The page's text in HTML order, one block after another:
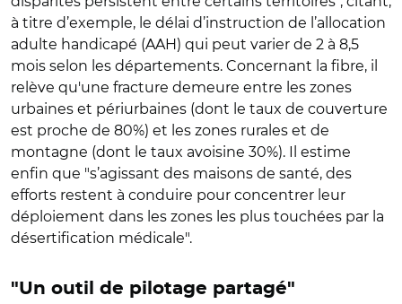
à titre d’exemple, le délai d’instruction de l’allocation
adulte handicapé (AAH) qui peut varier de 2 à 8,5
mois selon les départements. Concernant la fibre, il
relève qu'une fracture demeure entre les zones
urbaines et périurbaines (dont le taux de couverture
est proche de 80%) et les zones rurales et de
montagne (dont le taux avoisine 30%). Il estime
enfin que "s’agissant des maisons de santé, des
efforts restent à conduire pour concentrer leur
déploiement dans les zones les plus touchées par la
désertification médicale".
"Un outil de pilotage partagé"